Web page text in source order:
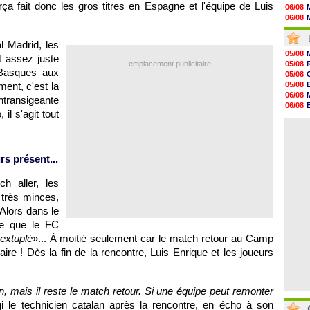
fait donc les gros titres en Espagne et l'équipe de Luis
emplacement publicitaire
Madrid, les
assez juste
aux
c'est la
il s'agit tout
présent...
aller, les
minces,
dans le
que le FC
»... À moitié seulement car le match retour au Camp
! Dès la fin de la rencontre, Luis Enrique et les joueurs
mais il reste le match retour. Si une équipe peut remonter
le technicien catalan après la rencontre, en écho à son
06/08
06/08
06/08
06/08
06/08
06/08
06/08
06/08
06/08
06/08
06/08
05/08
05/08
05/08
05/08
06/08
06/08